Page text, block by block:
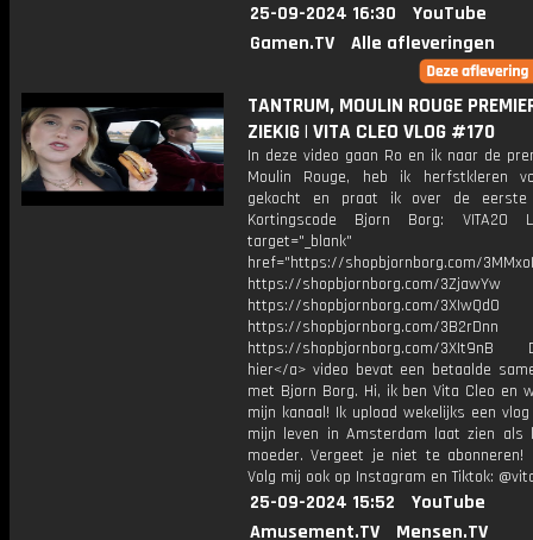
25-09-2024 16:30
YouTube
Gamen.TV
Alle afleveringen
TANTRUM, MOULIN ROUGE
ZIEKIG | VITA CLEO VLOG #170
In deze video gaan Ro en ik naar de
Moulin Rouge, heb ik herfstkleren
gekocht en praat ik over de eerste
Kortingscode Bjorn Borg: VITA20
target="_blank"
href="https://shopbjornborg.com/
https://shopbjornborg.com/3ZjawYw
https://shopbjornborg.com/3XIwQd0
https://shopbjornborg.com/3B2rDnn
https://shopbjornborg.com/3XIt9nB
hier</a> video bevat een betaalde
met Bjorn Borg. Hi, ik ben Vita Cleo en
mijn kanaal! Ik upload wekelijks een
mijn leven in Amsterdam laat zien als
moeder. Vergeet je niet te abonneren!
Volg mij ook op Instagram en Tiktok:
25-09-2024 15:52
YouTube
Amusement.TV
Mensen.TV